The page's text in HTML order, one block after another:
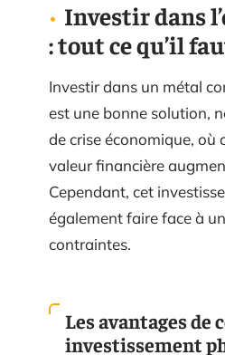
Investir dans
: tout ce qu’il
Investir dans un métal
est une bonne solution,
de crise économique, où
valeur financière
Cependant, cet
également faire face à
contraintes.
Les avantages de
investissement